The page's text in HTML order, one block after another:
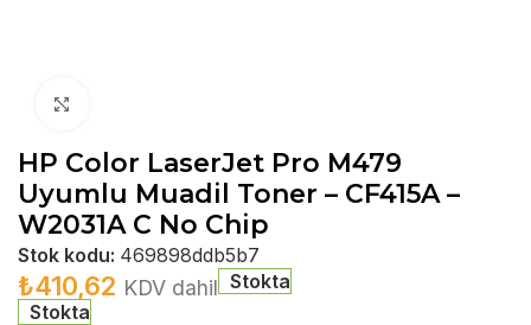
HP Color LaserJet Pro M479
Uyumlu Muadil Toner – CF415A –
W2031A C No Chip
Stok kodu: 469898ddb5b7
₺410,62 KDV dahil Stokta
Stokta